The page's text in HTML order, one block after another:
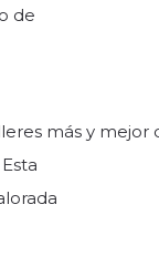
de
más y mejor
Esta